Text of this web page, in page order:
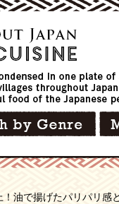
！油で揚げたパリパリ感